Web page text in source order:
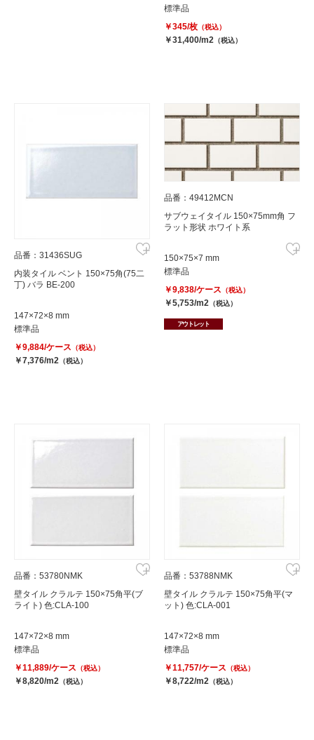
標準品
￥345/枚 （税込）
￥31,400/m2 （税込）
品番：31436SUG
内装タイル ベント 150×75角(75二
丁) バラ BE-200
147×72×8 mm
標準品
￥9,884/ケース （税込）
￥7,376/m2 （税込）
品番：49412MCN
サブウェイタイル 150×75mm角 フ
ラット形状 ホワイト系
150×75×7 mm
標準品
￥9,838/ケース （税込）
￥5,753/m2 （税込）
アウトレット
品番：53780NMK
壁タイル クラルテ 150×75角平(ブ
ライト) 色:CLA-100
147×72×8 mm
標準品
￥11,889/ケース （税込）
￥8,820/m2 （税込）
品番：53788NMK
壁タイル クラルテ 150×75角平(マ
ット) 色:CLA-001
147×72×8 mm
標準品
￥11,757/ケース （税込）
￥8,722/m2 （税込）